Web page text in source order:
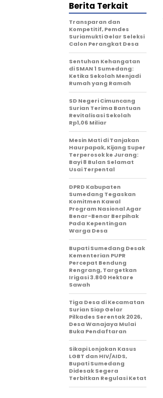
Berita Terkait
Transparan dan
Kompetitif, Pemdes
Suriamukti Gelar Seleksi
Calon Perangkat Desa
Sentuhan Kehangatan
di SMAN 1 Sumedang:
Ketika Sekolah Menjadi
Rumah yang Ramah
SD Negeri Cimuncang
Surian Terima Bantuan
Revitalisasi Sekolah
Rp1,06 Miliar
Mesin Mati di Tanjakan
Haurpapak, Kijang Super
Terperosok ke Jurang:
Bayi 8 Bulan Selamat
Usai Terpental
DPRD Kabupaten
Sumedang Tegaskan
Komitmen Kawal
Program Nasional Agar
Benar-Benar Berpihak
Pada Kepentingan
Warga Desa
Bupati Sumedang Desak
Kementerian PUPR
Percepat Bendung
Rengrang, Targetkan
Irigasi 3.800 Hektare
Sawah
Tiga Desa di Kecamatan
Surian Siap Gelar
Pilkades Serentak 2026,
Desa Wanajaya Mulai
Buka Pendaftaran
Sikapi Lonjakan Kasus
LGBT dan HIV/AIDS,
Bupati Sumedang
Didesak Segera
Terbitkan Regulasi Ketat